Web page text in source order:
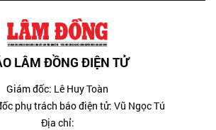
LÂM ĐỒNG ĐIỆN TỬ
Giám đốc: Lê Huy Toàn
phụ trách báo điện tử: Vũ Ngọc Tú
Địa chỉ: